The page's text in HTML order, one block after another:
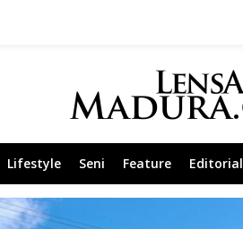
Lifestyle Seni Feature Editorial